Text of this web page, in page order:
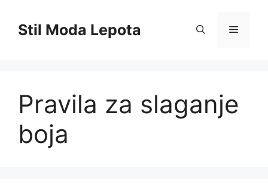
contentStil Moda Lepota Menu
Pravila za slaganje
boja